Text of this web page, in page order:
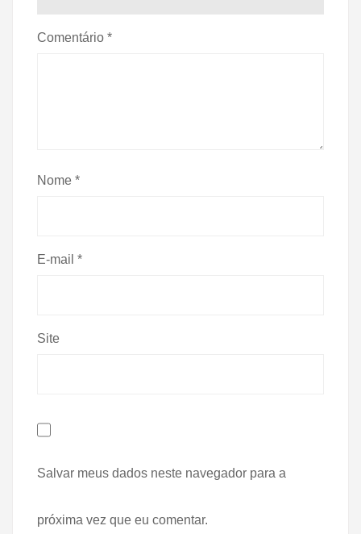
Comentário *
Nome *
E-mail *
Site
Salvar meus dados neste navegador para a
próxima vez que eu comentar.